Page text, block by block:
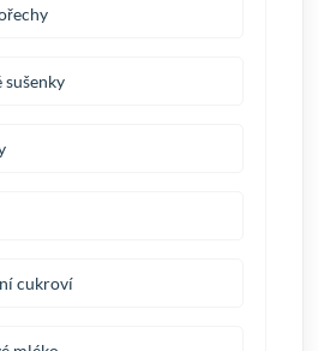
sušenky
cukroví